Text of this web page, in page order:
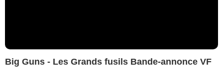
Big Guns - Les Grands fusils Bande-annonce VF